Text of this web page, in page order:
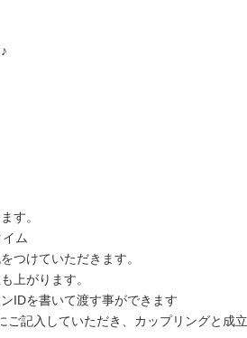
す。
ム
つけていただきます。
上がります。
IDを書いて渡す事ができます
記入していただき、カップリングと成立